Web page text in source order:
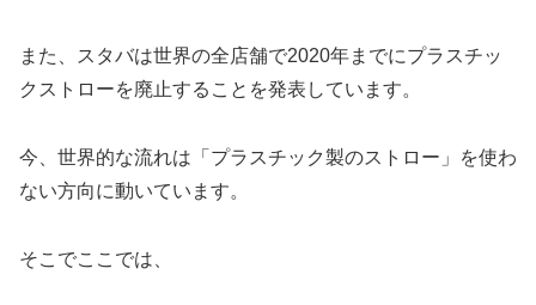
また、スタバは世界の全店舗で2020年までにプラスチッ
クストローを廃止することを発表しています。
今、世界的な流れは「プラスチック製のストロー」を使わ
ない方向に動いています。
そこでここでは、